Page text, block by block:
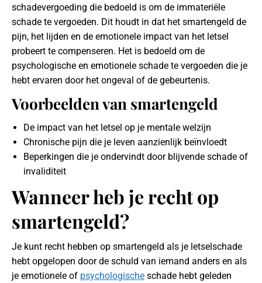
schadevergoeding die bedoeld is om de immateriële
schade te vergoeden. Dit houdt in dat het smartengeld de
pijn, het lijden en de emotionele impact van het letsel
probeert te compenseren. Het is bedoeld om de
psychologische en emotionele schade te vergoeden die je
hebt ervaren door het ongeval of de gebeurtenis.
Voorbeelden van smartengeld
De impact van het letsel op je mentale welzijn
Chronische pijn die je leven aanzienlijk beïnvloedt
Beperkingen die je ondervindt door blijvende schade of
invaliditeit
Wanneer heb je recht op
smartengeld?
Je kunt recht hebben op smartengeld als je letselschade
hebt opgelopen door de schuld van iemand anders en als
je emotionele of psychologische schade hebt geleden